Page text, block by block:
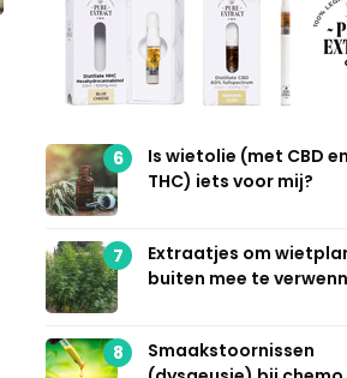
6
Is wietolie (met CBD
THC) iets voor mij?
7
Extraatjes om
buiten mee te
8
Smaakstoornissen